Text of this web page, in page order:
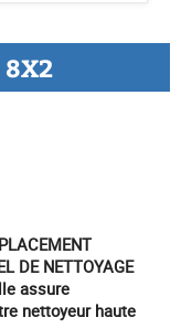
8X2
DE NETTOYAGE
assure
nettoyeur haute